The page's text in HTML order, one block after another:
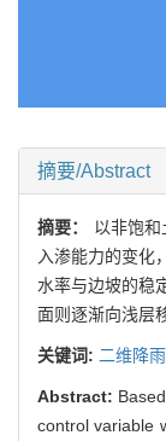
摘要/Abstract
摘要： 以非饱
入渗能力的变化
水率与边坡的稳
面则逐渐向浅层
关键词: 二维降
Abstract:
control variable